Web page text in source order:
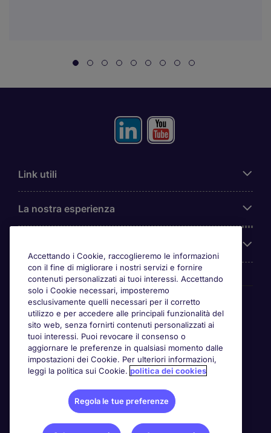
Link utili
La nostra esperienza
Awards
Accettando i Cookie, raccoglieremo le informazioni
con il fine di migliorare i nostri servizi e fornire
contenuti personalizzati ai tuoi interessi. Accettando
solo i Cookie necessari, imposteremo
esclusivamente quelli necessari per il corretto
utilizzo e per accedere alle principali funzionalità del
sito web, senza fornirti contenuti personalizzati ai
tuoi interessi. Puoi revocare il consenso o
aggiornare le preferenze in qualsiasi momento dalle
impostazioni dei Cookie. Per ulteriori informazioni,
leggi la politica sui Cookie. politica dei cookies
Regola le tue preferenze